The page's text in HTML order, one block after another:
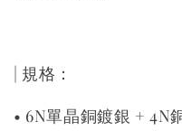
| 規格：
• 6N單晶銅鍍銀 + 4N